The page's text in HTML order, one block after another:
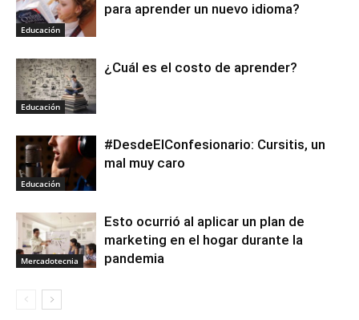
Educación
para aprender un nuevo idioma?
Educación
¿Cuál es el costo de aprender?
Educación
#DesdeElConfesionario: Cursitis, un
mal muy caro
Mercadotecnia
Esto ocurrió al aplicar un plan de
marketing en el hogar durante la
pandemia